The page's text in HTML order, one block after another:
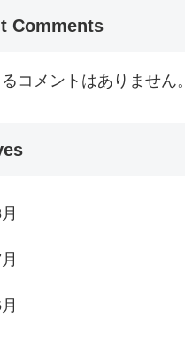
Comments
コメントはありません。